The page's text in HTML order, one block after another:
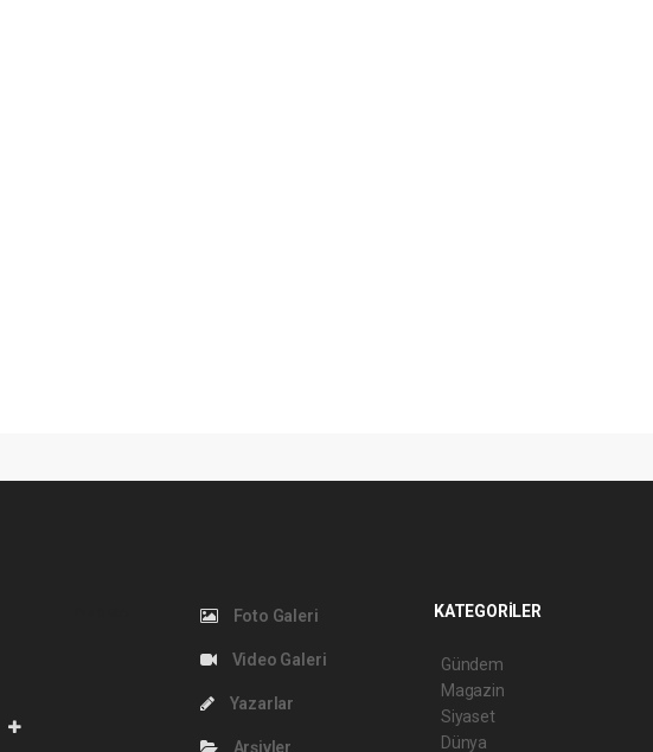
Foto Galeri
Video Galeri
Yazarlar
Arşivler
KATEGORİLER
Gündem
Magazin
Siyaset
Dünya